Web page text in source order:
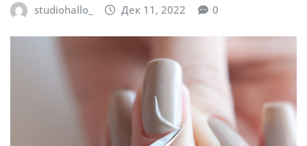
studiohallo_ Дек 11, 2022 0